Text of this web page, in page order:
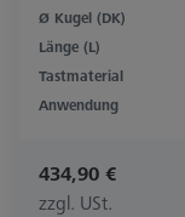
Ø Kugel (DK)
Länge (L)
Tastmaterial
Anwendung
434,90 €
zzgl. USt.